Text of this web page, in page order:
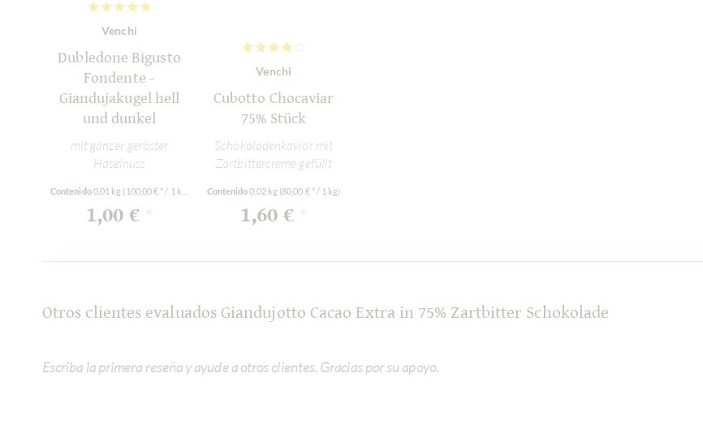
Venchi
Dubledone Bigusto
Fondente -
Giandujakugel hell
und dunkel
mit ganzer geröster
Haselnuss
Contenido0.01 kg (100,00 € * / 1 kg)
1,00 €
Venchi
Cubotto Chocaviar
75% Stück
Schokoladenkaviar mit
Zartbittercreme gefüllt
Contenido0.02 kg (80,00 € * / 1 kg)
1,60 €
Otros clientes evaluados Giandujotto Cacao Extra in 75% Zartbitter Schokolade
Escriba la primera reseña y ayude a otros clientes. Gracias por su apoyo.